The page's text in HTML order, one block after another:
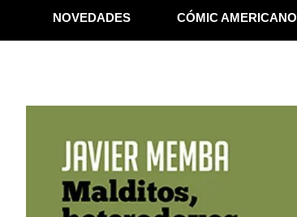
NOVEDADES CÓMIC AMERICANO